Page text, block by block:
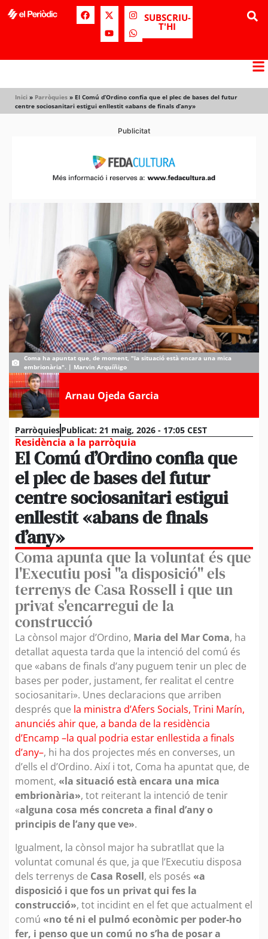
SUBSCRIU-
T'HI
Inici » Parròquies » El Comú d’Ordino confia que el plec de bases del futur
centre sociosanitari estigui enllestit «abans de finals d’any»
Publicitat
Coma ha apuntat que, de moment, "la situació està encara una mica
embrionària". | Marvin Arquíñigo
Arnau Ojeda Garcia
ParròquiesPublicat: 21 maig, 2026 - 17:05 CEST
Residència a la parròquia
El Comú d’Ordino confia que
el plec de bases del futur
centre sociosanitari estigui
enllestit «abans de finals
d’any»
Coma apunta que la voluntat és que
l'Executiu posi "a disposició" els
terrenys de Casa Rossell i que un
privat s'encarregui de la
construcció
La cònsol major d’Ordino, Maria del Mar Coma, ha
detallat aquesta tarda que la intenció del comú és
que «abans de finals d’any puguem tenir un plec de
bases per poder, justament, fer realitat el centre
sociosanitari». Unes declaracions que arriben
després que la ministra d’Afers Socials, Trini Marín,
anunciés ahir que, a banda de la residència
d’Encamp –la qual podria estar enllestida a finals
d’any–, hi ha dos projectes més en converses, un
d’ells el d’Ordino. Així i tot, Coma ha apuntat que, de
moment, «la situació està encara una mica
embrionària», tot reiterant la intenció de tenir
«alguna cosa més concreta a final d’any o
principis de l’any que ve».
Igualment, la cònsol major ha subratllat que la
voluntat comunal és que, ja que l’Executiu disposa
dels terrenys de Casa Rosell, els posés «a
disposició i que fos un privat qui fes la
construcció», tot incidint en el fet que actualment el
comú «no té ni el pulmó econòmic per poder-ho
fer, i penso que un comú no s’ha de posar a